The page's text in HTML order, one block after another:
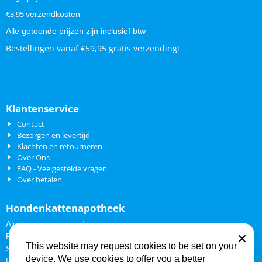
€3,95verzendkosten
Alle getoonde prijzen zijn inclusief btw
Bestellingen vanaf €59,95 gratis verzending!
Klantenservice
Contact
Bezorgen en levertijd
Klachten en retourneren
Over Ons
FAQ - Veelgestelde vragen
Over betalen
Hondenkattenapotheek
Algemene voorwaarden
Privacy Policy
SitemapThis website may request cookies to be set on your
device. We use cookies to offer you a better
Close